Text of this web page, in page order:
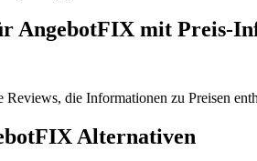
AngebotFIX mit Preis-
Reviews, die Informationen zu Preisen
Alternativen